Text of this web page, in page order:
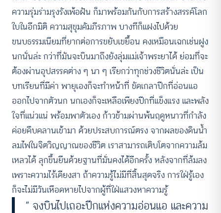
ความรุ่มร่ามรุงรังเพ้อฝัน ก็มาพร้อมกันกับการสร้างสรรค์โลก
ใบในอีกมิติ ความสุขุมคัมภีรภาพ บางทีก็แฝงไปด้วย
ขนบธรรมเนียมที่ยากต่อการขยับเขยื้อน คงเหมือนเฉกเช่นฝูง
นกนั่นล่ะ กว่าที่มันจะบินมาถึงยังลุ่มแม่เจ้าพระยาได้ ย่อมที่จะ
ต้องผ่านอุปสรรคต่าง ๆ นา ๆ เรียกว่าทุกช่วงชีวิตนั่นล่ะ เป็น
บทเรียนที่มีค่า พายุเองก็จะทำหน้าที่ ขัดเกลาปีกที่อ่อนแอ
ออกไปจากตัวนก นกเองก็จะเหลือเพียงปีกที่แข็งแรง และพลัง
ใจที่แน่วแน่ พร้อมพาตัวเอง ก้าวข้ามผ่านพ้นฤดูหนาวที่กำลัง
ค่อยคืบคลานเข้ามา ด้วยประสบการณ์ตรง จากผลของดินน้ำ
ลมไฟในจิตวิญญาณของชีวิต เราสามารถเติบโตจากความล้ม
เหลวได้ ลุกขึ้นยืนด้วยฐานที่มั่นคงได้อีกครั้ง หลังจากที่ล้มลง
เพราะความไร้เดียงสา ถ้าความรู้ไม่มีที่สิ้นสุดจริง การใฝ่รู้เอง
ก็จะไม่มีวันเหือดหายไปจากผู้ที่ใฝ่แสวงหาความรู้
“ จงบินไปเถอะปีกแห่งความอ่อนแอ และความ